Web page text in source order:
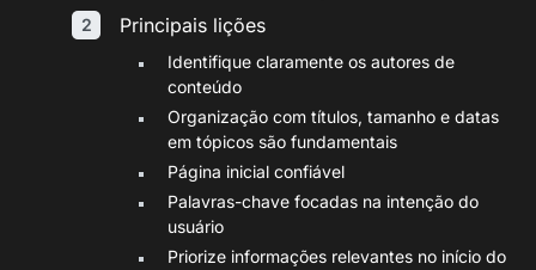
Principais lições
Identifique claramente os autores de
conteúdo
Organização com títulos, tamanho e datas
em tópicos são fundamentais
Página inicial confiável
Palavras-chave focadas na intenção do
usuário
Priorize informações relevantes no início do